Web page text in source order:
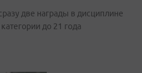
две награды в дисциплине
до 21 года